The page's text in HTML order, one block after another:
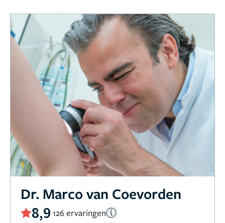
Dr. Marco van Coevorden
8,9 126 ervaringen